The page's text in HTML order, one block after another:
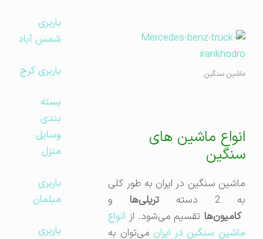
ماشین سنگین
انواع ماشین های
سنگین
ماشین سنگین در ایران به طور کلی
به 2 دسته
تریلی‌هاو
کامیون‌هاتقسیم می‌شود. ازانواع
ماشین سنگین در ایران می‌توان به
باربری
شمس آباد
باربری کرج
بسته
بندی
وسایل
منزل
باربری
مبلمان
باربری